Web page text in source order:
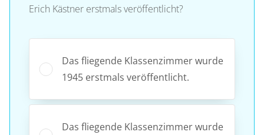
Erich Kästner erstmals veröffentlicht?
Das fliegende Klassenzimmer wurde
1945 erstmals veröffentlicht.
Das fliegende Klassenzimmer wurde